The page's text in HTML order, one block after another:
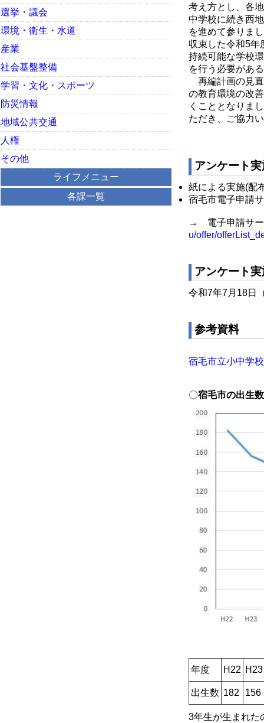
考え方とし、各
中学校に続き西
を進めて参りま
収束した令和5年
持続可能な学校
を行う必要があ
再編計画の見直
の教育環境の改
くこととなりま
ただき、ご協力
アンケート
紙による実施(配
宿毛市電子申請
→ 電子申請サー
u/offer/
アンケート
令和7年7月18日
参考資料
宿毛市立小中学
〇宿毛市の出生
年度 H22 H23
出生数 182 156
3年生が生まれた
選挙・議会
環境・衛生・水道
産業
社会基盤整備
学習・文化・スポーツ
防災情報
地域公共交通
人権
その他
ライフメニュー
各課一覧